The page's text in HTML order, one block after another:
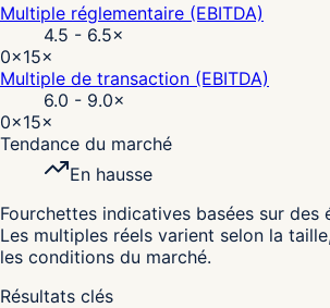
Multiple réglementaire (EBITDA)
4.5 - 6.5×
0×15×
Multiple de transaction (EBITDA)
6.0 - 9.0×
0×15×
Tendance du marché
En hausse
Fourchettes indicatives basées sur des
Les multiples réels varient selon la
les conditions du marché.
Résultats clés